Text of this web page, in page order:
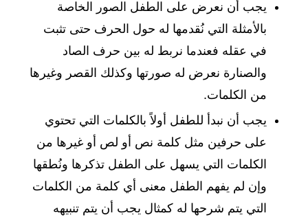
يجب أن نعرض على الطفل الصور الخاصة
بالأمثلة التي نُقدمها له حول الحرف حتى تثبت
في عقله فعندما نربط له بين حرف الصاد
والصنارة نعرض له صورتها وكذلك القصر وغيرها
من الكلمات.
يجب أن نبدأ للطفل أولاً بالكلمات التي تحتوي
على حرفين مثل كلمة نص أو لص أو غيرها من
الكلمات التي يسهل على الطفل تذكرها ونُطقها
وإن لم يفهم الطفل معنى أي كلمة من الكلمات
التي يتم شرحها له كمثال يجب أن يتم تنبيهه